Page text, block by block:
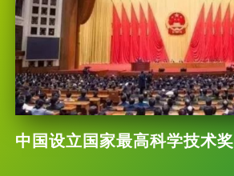
中国设立国家最高科学技术奖